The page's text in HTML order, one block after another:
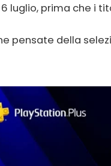
luglio, prima che i
pensate della